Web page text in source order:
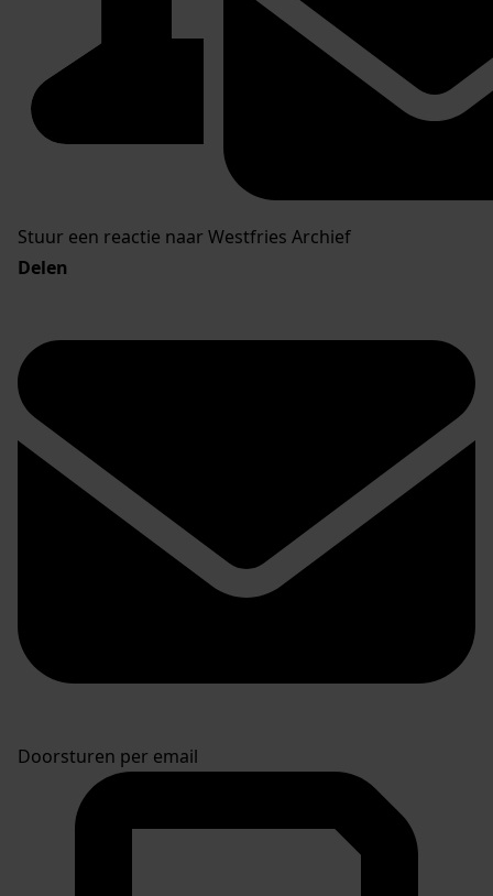
Stuur een reactie naar Westfries Archief
Delen
Doorsturen per email